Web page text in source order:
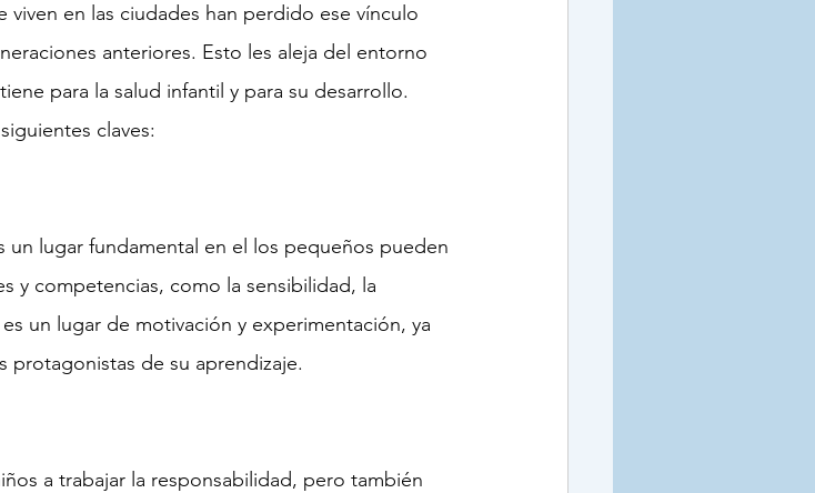
en las ciudades han perdido ese vínculo
anteriores. Esto les aleja del entorno
para la salud infantil y para su desarrollo.
claves:
un lugar fundamental en el los pequeños pueden
y competencias, como la sensibilidad, la
un lugar de motivación y experimentación, ya
protagonistas de su aprendizaje.
a trabajar la responsabilidad, pero también